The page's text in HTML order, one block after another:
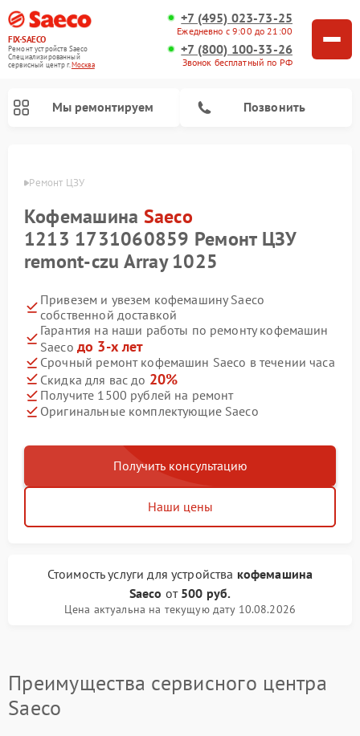
FIX-SAECO
Ремонт устройств Saeco
Специализированный
cервисный центр г.Москва
+7 (495) 023-73-25
Ежедневно с 9:00 до 21:00
+7 (800) 100-33-26
Звонок бесплатный по РФ
Мы ремонтируем Позвонить
Ремонт ЦЗУ
Кофемашина Saeco
1213 1731060859 Ремонт ЦЗУ
remont-czu Array 1025
Привезем и увезем кофемашину Saeco
собственной доставкой
Гарантия на наши работы по ремонту кофемашин
Saeco до 3-х лет
Срочный ремонт кофемашин Saeco в течении часа
Скидка для вас до 20%
Получите 1500 рублей на ремонт
Оригинальные комплектующие Saeco
Получить консультацию
Наши цены
Стоимость услуги для устройства кофемашина
Saeco от 500 руб.
Цена актуальна на текущую дату 10.08.2026
Преимущества сервисного центра
Saeco